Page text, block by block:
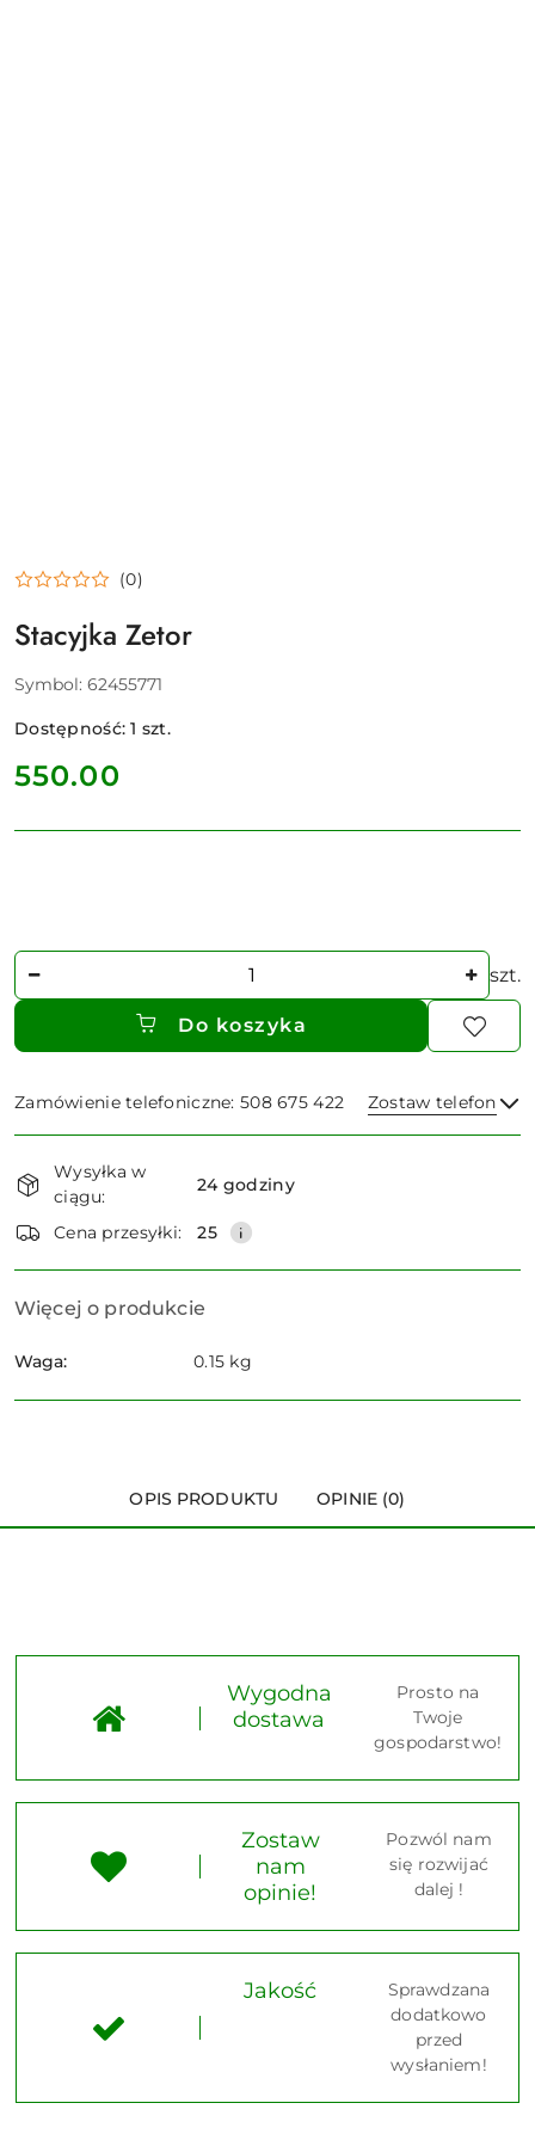
(0)
Stacyjka Zetor
Symbol: 62455771
Dostępność:1 szt.
cena:
550.00
Ilość szt.
Do koszyka
Zamówienie telefoniczne: 508 675 422 Zostaw telefon
i
dostawa
Wysyłka w
ciągu:
24 godziny
Cena przesyłki: 25
Więcej o produkcie
Waga: 0.15 kg
OPIS PRODUKTU OPINIE (0)
Wygodna
dostawa
Prosto na
Twoje
gospodarstwo!
Zostaw
nam
opinie!
Pozwól nam
się rozwijać
dalej !
Jakość
Sprawdzana
dodatkowo
przed
wysłaniem!